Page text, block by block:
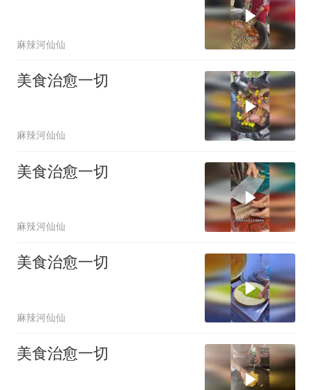
麻辣河仙仙
美食治愈一切
麻辣河仙仙
美食治愈一切
麻辣河仙仙
美食治愈一切
麻辣河仙仙
美食治愈一切